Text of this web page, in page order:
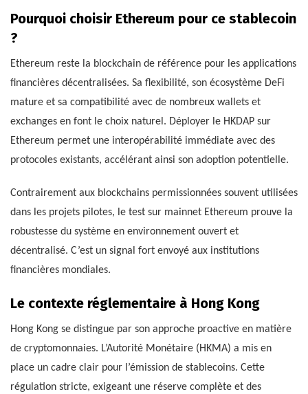
Pourquoi choisir Ethereum pour ce stablecoin
?
Ethereum reste la blockchain de référence pour les applications
financières décentralisées. Sa flexibilité, son écosystème DeFi
mature et sa compatibilité avec de nombreux wallets et
exchanges en font le choix naturel. Déployer le HKDAP sur
Ethereum permet une interopérabilité immédiate avec des
protocoles existants, accélérant ainsi son adoption potentielle.
Contrairement aux blockchains permissionnées souvent utilisées
dans les projets pilotes, le test sur mainnet Ethereum prouve la
robustesse du système en environnement ouvert et
décentralisé. C’est un signal fort envoyé aux institutions
financières mondiales.
Le contexte réglementaire à Hong Kong
Hong Kong se distingue par son approche proactive en matière
de cryptomonnaies. L’Autorité Monétaire (HKMA) a mis en
place un cadre clair pour l’émission de stablecoins. Cette
régulation stricte, exigeant une réserve complète et des